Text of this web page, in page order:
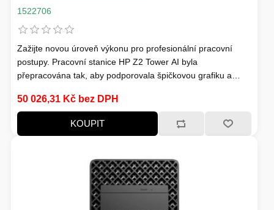
HERNÍ ZDROJE
BATERIE
LOKÁTORY
SWITCHE
FRITÉZY
1522706
Zažijte novou úroveň výkonu pro profesionální pracovní
postupy. Pracovní stanice HP Z2 Tower AI byla
přepracována tak, aby podporovala špičkovou grafiku a
rychlé modelování, simulace a vykreslování. Užívejte si
snadnou rozšiřitelnost a upgrady v případě potřeby.
50 026,31 Kč bez DPH
KOUPIT